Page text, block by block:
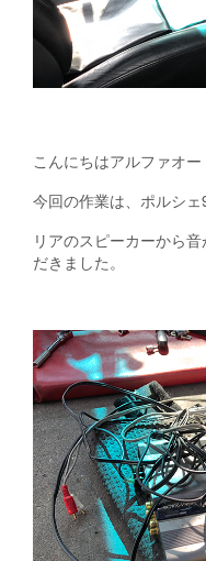
こんにちはアルファオー
今回の作業は、ポルシェ
リアのスピーカーから
だきました。